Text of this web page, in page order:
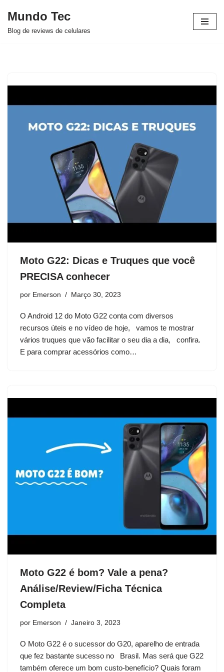
Avançar
Mundo Tec
Blog de reviews de celulares
Moto G22: Dicas e Truques que você
PRECISA conhecer
por Emerson Março 30, 2023
O Android 12 do Moto G22 conta com diversos
recursos úteis e no vídeo de hoje, vamos te mostrar
vários truques que vão facilitar o seu dia a dia, confira.
E para comprar acessórios como…
Moto G22 é bom? Vale a pena?
Análise/Review/Ficha Técnica
Completa
por Emerson Janeiro 3, 2023
O Moto G22 é o sucessor do G20, aparelho de entrada
que fez bastante sucesso no Brasil. Mas será que G22
também oferece um bom custo-benefício? Quais foram